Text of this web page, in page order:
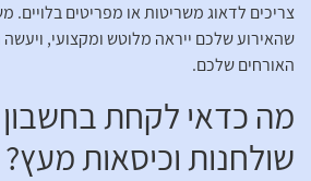
צריכים לדאוג משריטות או מפריטים
שהאירוע שלכם ייראה מלוטש ומקצועי,
האורחים שלכם.
מה כדאי לקחת
שולחנות וכיסאות מעץ?